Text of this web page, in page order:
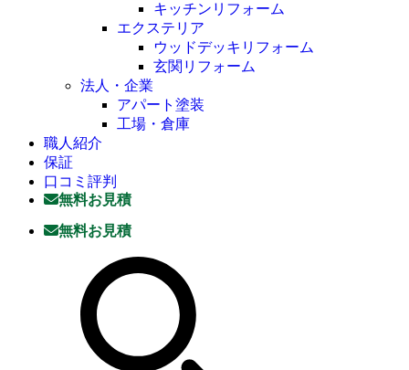
キッチンリフォーム
エクステリア
ウッドデッキリフォーム
玄関リフォーム
法人・企業
アパート塗装
工場・倉庫
職人紹介
保証
口コミ評判
無料お見積
無料お見積